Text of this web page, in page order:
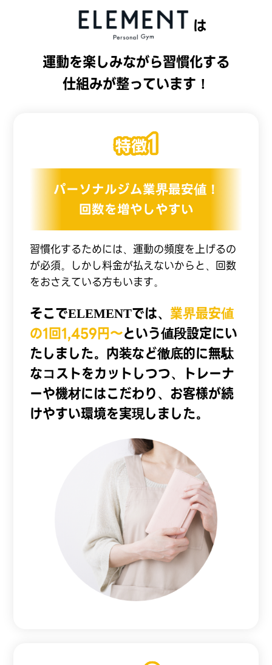
は
運動を楽しみながら習慣化する
仕組みが整っています！
パーソナルジム業界最安値！
回数を増やしやすい
習慣化するためには、運動の頻度を上げるの
が必須。しかし料金が払えないからと、回数
をおさえている方もいます。
そこでELEMENTでは、 業界最安値
の1回1,459円〜という値段設定にい
たしました。内装など徹底的に無駄
なコストをカットしつつ、トレーナ
ーや機材にはこだわり、お客様が続
けやすい環境を実現しました。